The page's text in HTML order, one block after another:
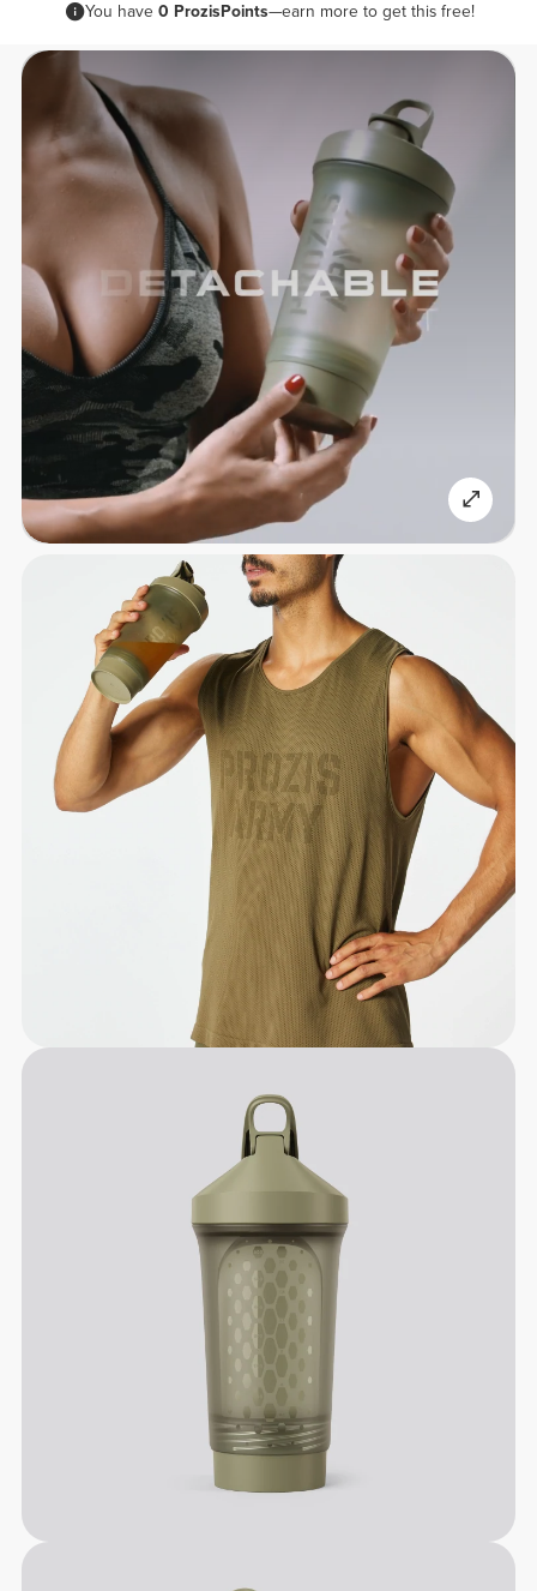
You have 0 ProzisPoints—earn more to get this free!